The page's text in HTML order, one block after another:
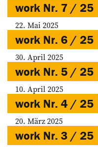
work Nr. 7 / 25
22. Mai 2025
work Nr. 6 / 25
30. April 2025
work Nr. 5 / 25
10. April 2025
work Nr. 4 / 25
20. März 2025
work Nr. 3 / 25